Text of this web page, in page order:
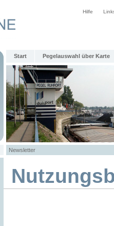
Hilfe
Start Pegelauswahl über Karte
Newsletter